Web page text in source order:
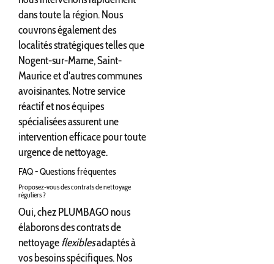
dans toute la région. Nous
couvrons également des
localités stratégiques telles que
Nogent-sur-Marne, Saint-
Maurice et d'autres communes
avoisinantes. Notre service
réactif et nos équipes
spécialisées assurent une
intervention efficace pour toute
urgence de nettoyage.
FAQ - Questions fréquentes
Proposez-vous des contrats de nettoyage
réguliers ?
Oui, chez PLUMBAGO nous
élaborons des contrats de
nettoyageflexiblesadaptés à
vos besoins spécifiques. Nos